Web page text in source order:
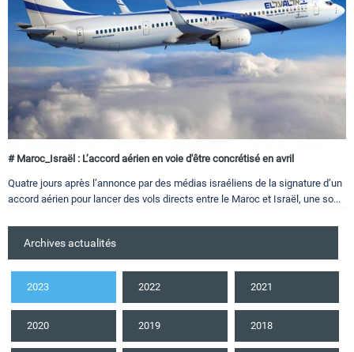
# Maroc_Israël : L’accord aérien en voie d'être concrétisé en avril
Quatre jours après l’annonce par des médias israéliens de la signature d’un
accord aérien pour lancer des vols directs entre le Maroc et Israël, une so...
Archives actualités
2023 2022 2021
2020 2019 2018